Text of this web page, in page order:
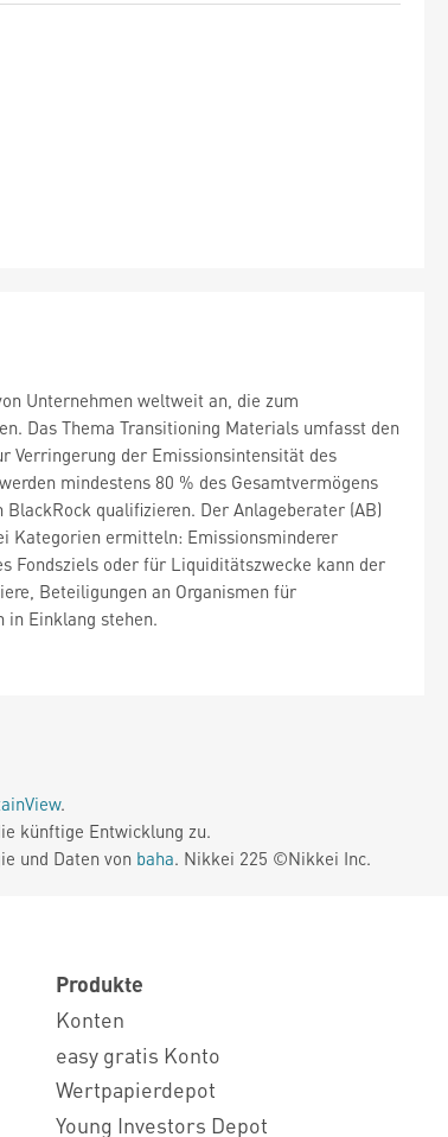
Unternehmen weltweit an, die zum
Das Thema Transitioning Materials umfasst den
Verringerung der Emissionsintensität des
mindestens 80 % des Gesamtvermögens
qualifizieren. Der Anlageberater (AB)
Kategorien ermitteln: Emissionsminderer
Fondsziels oder für Liquiditätszwecke kann der
Beteiligungen an Organismen für
in Einklang stehen.
.
künftige Entwicklung zu.
und Daten von baha. Nikkei 225 ©Nikkei Inc.
Produkte
Konten
easy gratis Konto
Wertpapierdepot
Young Investors Depot